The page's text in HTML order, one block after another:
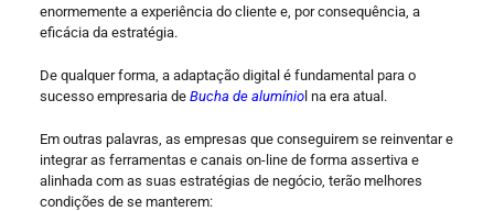
enormemente a experiência do cliente e, por consequência, a
eficácia da estratégia.
De qualquer forma, a adaptação digital é fundamental para o
sucesso empresaria de Bucha de alumíniol na era atual.
Em outras palavras, as empresas que conseguirem se reinventar e
integrar as ferramentas e canais on-line de forma assertiva e
alinhada com as suas estratégias de negócio, terão melhores
condições de se manterem: